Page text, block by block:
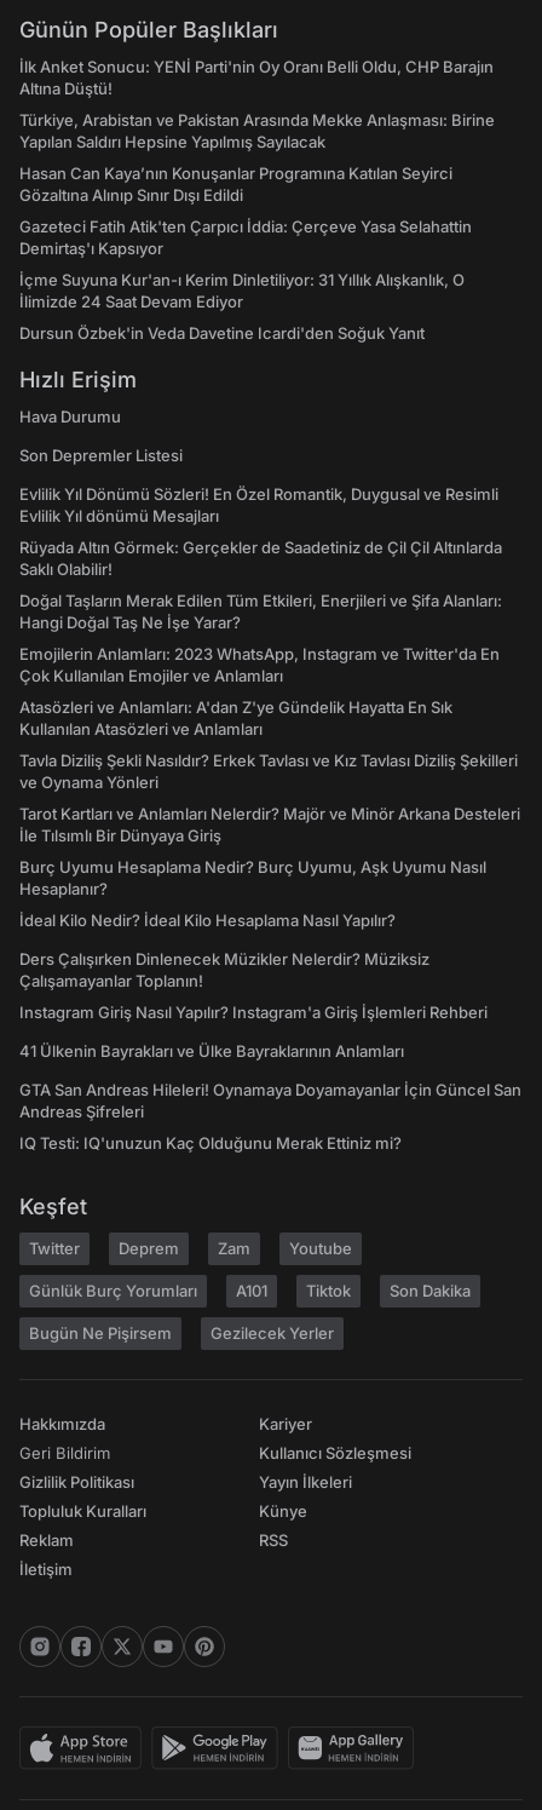
Günün Popüler Başlıkları
İlk Anket Sonucu: YENİ Parti'nin Oy Oranı Belli Oldu, CHP Barajın
Altına Düştü!
Türkiye, Arabistan ve Pakistan Arasında Mekke Anlaşması: Birine
Yapılan Saldırı Hepsine Yapılmış Sayılacak
Hasan Can Kaya’nın Konuşanlar Programına Katılan Seyirci
Gözaltına Alınıp Sınır Dışı Edildi
Gazeteci Fatih Atik'ten Çarpıcı İddia: Çerçeve Yasa Selahattin
Demirtaş'ı Kapsıyor
İçme Suyuna Kur'an-ı Kerim Dinletiliyor: 31 Yıllık Alışkanlık, O
İlimizde 24 Saat Devam Ediyor
Dursun Özbek'in Veda Davetine Icardi'den Soğuk Yanıt
Hızlı Erişim
Hava Durumu
Son Depremler Listesi
Evlilik Yıl Dönümü Sözleri! En Özel Romantik, Duygusal ve Resimli
Evlilik Yıl dönümü Mesajları
Rüyada Altın Görmek: Gerçekler de Saadetiniz de Çil Çil Altınlarda
Saklı Olabilir!
Doğal Taşların Merak Edilen Tüm Etkileri, Enerjileri ve Şifa Alanları:
Hangi Doğal Taş Ne İşe Yarar?
Emojilerin Anlamları: 2023 WhatsApp, Instagram ve Twitter'da En
Çok Kullanılan Emojiler ve Anlamları
Atasözleri ve Anlamları: A'dan Z'ye Gündelik Hayatta En Sık
Kullanılan Atasözleri ve Anlamları
Tavla Diziliş Şekli Nasıldır? Erkek Tavlası ve Kız Tavlası Diziliş Şekilleri
ve Oynama Yönleri
Tarot Kartları ve Anlamları Nelerdir? Majör ve Minör Arkana Desteleri
İle Tılsımlı Bir Dünyaya Giriş
Burç Uyumu Hesaplama Nedir? Burç Uyumu, Aşk Uyumu Nasıl
Hesaplanır?
İdeal Kilo Nedir? İdeal Kilo Hesaplama Nasıl Yapılır?
Ders Çalışırken Dinlenecek Müzikler Nelerdir? Müziksiz
Çalışamayanlar Toplanın!
Instagram Giriş Nasıl Yapılır? Instagram'a Giriş İşlemleri Rehberi
41 Ülkenin Bayrakları ve Ülke Bayraklarının Anlamları
GTA San Andreas Hileleri! Oynamaya Doyamayanlar İçin Güncel San
Andreas Şifreleri
IQ Testi: IQ'unuzun Kaç Olduğunu Merak Ettiniz mi?
Keşfet
Twitter Deprem Zam Youtube
Günlük Burç Yorumları A101 Tiktok Son Dakika
Bugün Ne Pişirsem Gezilecek Yerler
Hakkımızda
Geri Bildirim
Gizlilik Politikası
Topluluk Kuralları
Reklam
İletişim
Kariyer
Kullanıcı Sözleşmesi
Yayın İlkeleri
Künye
RSS